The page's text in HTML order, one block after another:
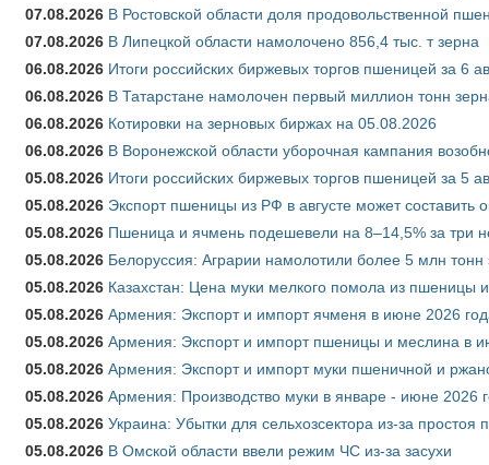
07.08.2026 В Ростовской области доля продовольственной
07.08.2026 В Липецкой области намолочено 856,4 тыс. т зерна
06.08.2026 Итоги российских биржевых торгов пшеницей за 6
06.08.2026 В Татарстане намолочен первый миллион тонн
06.08.2026 Котировки на зерновых биржах на 05.08.2026
06.08.2026 В Воронежской области уборочная кампания
05.08.2026 Итоги российских биржевых торгов пшеницей за 5
05.08.2026 Экспорт пшеницы из РФ в августе может составить
05.08.2026 Пшеница и ячмень подешевели на 8–14,5% за три
05.08.2026 Белоруссия: Аграрии намолотили более 5 млн тонн
05.08.2026 Казахстан: Цена муки мелкого помола из пшеницы
05.08.2026 Армения: Экспорт и импорт ячменя в июне 2026
05.08.2026 Армения: Экспорт и импорт пшеницы и меслина в
05.08.2026 Армения: Экспорт и импорт муки пшеничной и
05.08.2026 Армения: Производство муки в январе - июне 2026
05.08.2026 Украина: Убытки для сельхозсектора из-за простоя
05.08.2026 В Омской области ввели режим ЧС из-за засухи